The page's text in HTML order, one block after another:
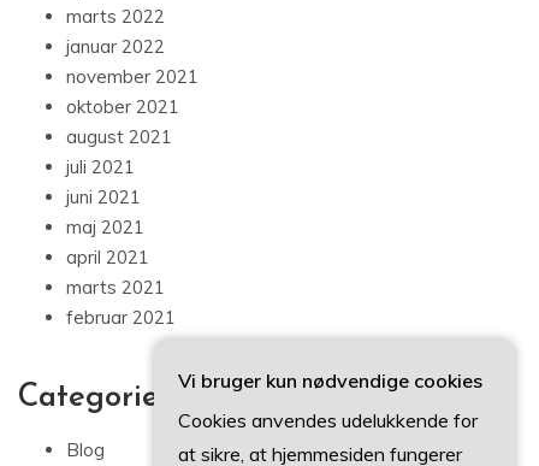
marts 2022
januar 2022
november 2021
oktober 2021
august 2021
juli 2021
juni 2021
maj 2021
april 2021
marts 2021
februar 2021
Categories
Blog
Vi bruger kun nødvendige cookies
Cookies anvendes udelukkende for
at sikre, at hjemmesiden fungerer